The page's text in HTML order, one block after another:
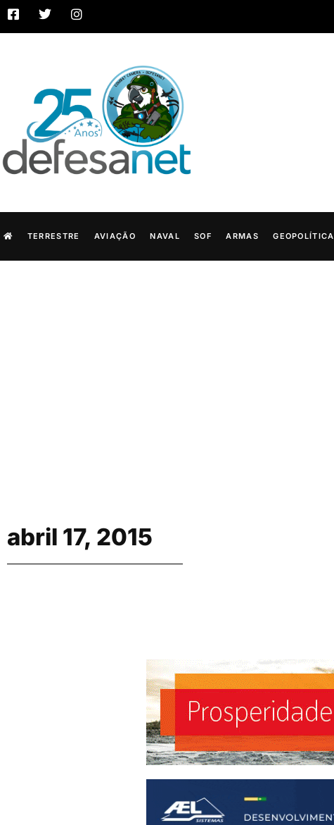
TERRESTRE AVIAÇÃO NAVAL SOF ARMAS GEOPOLÍTICA
abril 17, 2015